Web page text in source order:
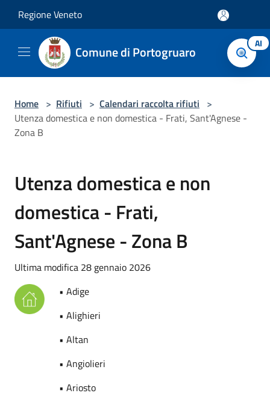
Regione Veneto
Comune di Portogruaro AI
Home > Rifiuti > Calendari raccolta rifiuti >
Utenza domestica e non domestica - Frati, Sant'Agnese -
Zona B
Utenza domestica e non
domestica - Frati,
Sant'Agnese - Zona B
Ultima modifica 28 gennaio 2026
• Adige
• Alighieri
• Altan
• Angiolieri
• Ariosto